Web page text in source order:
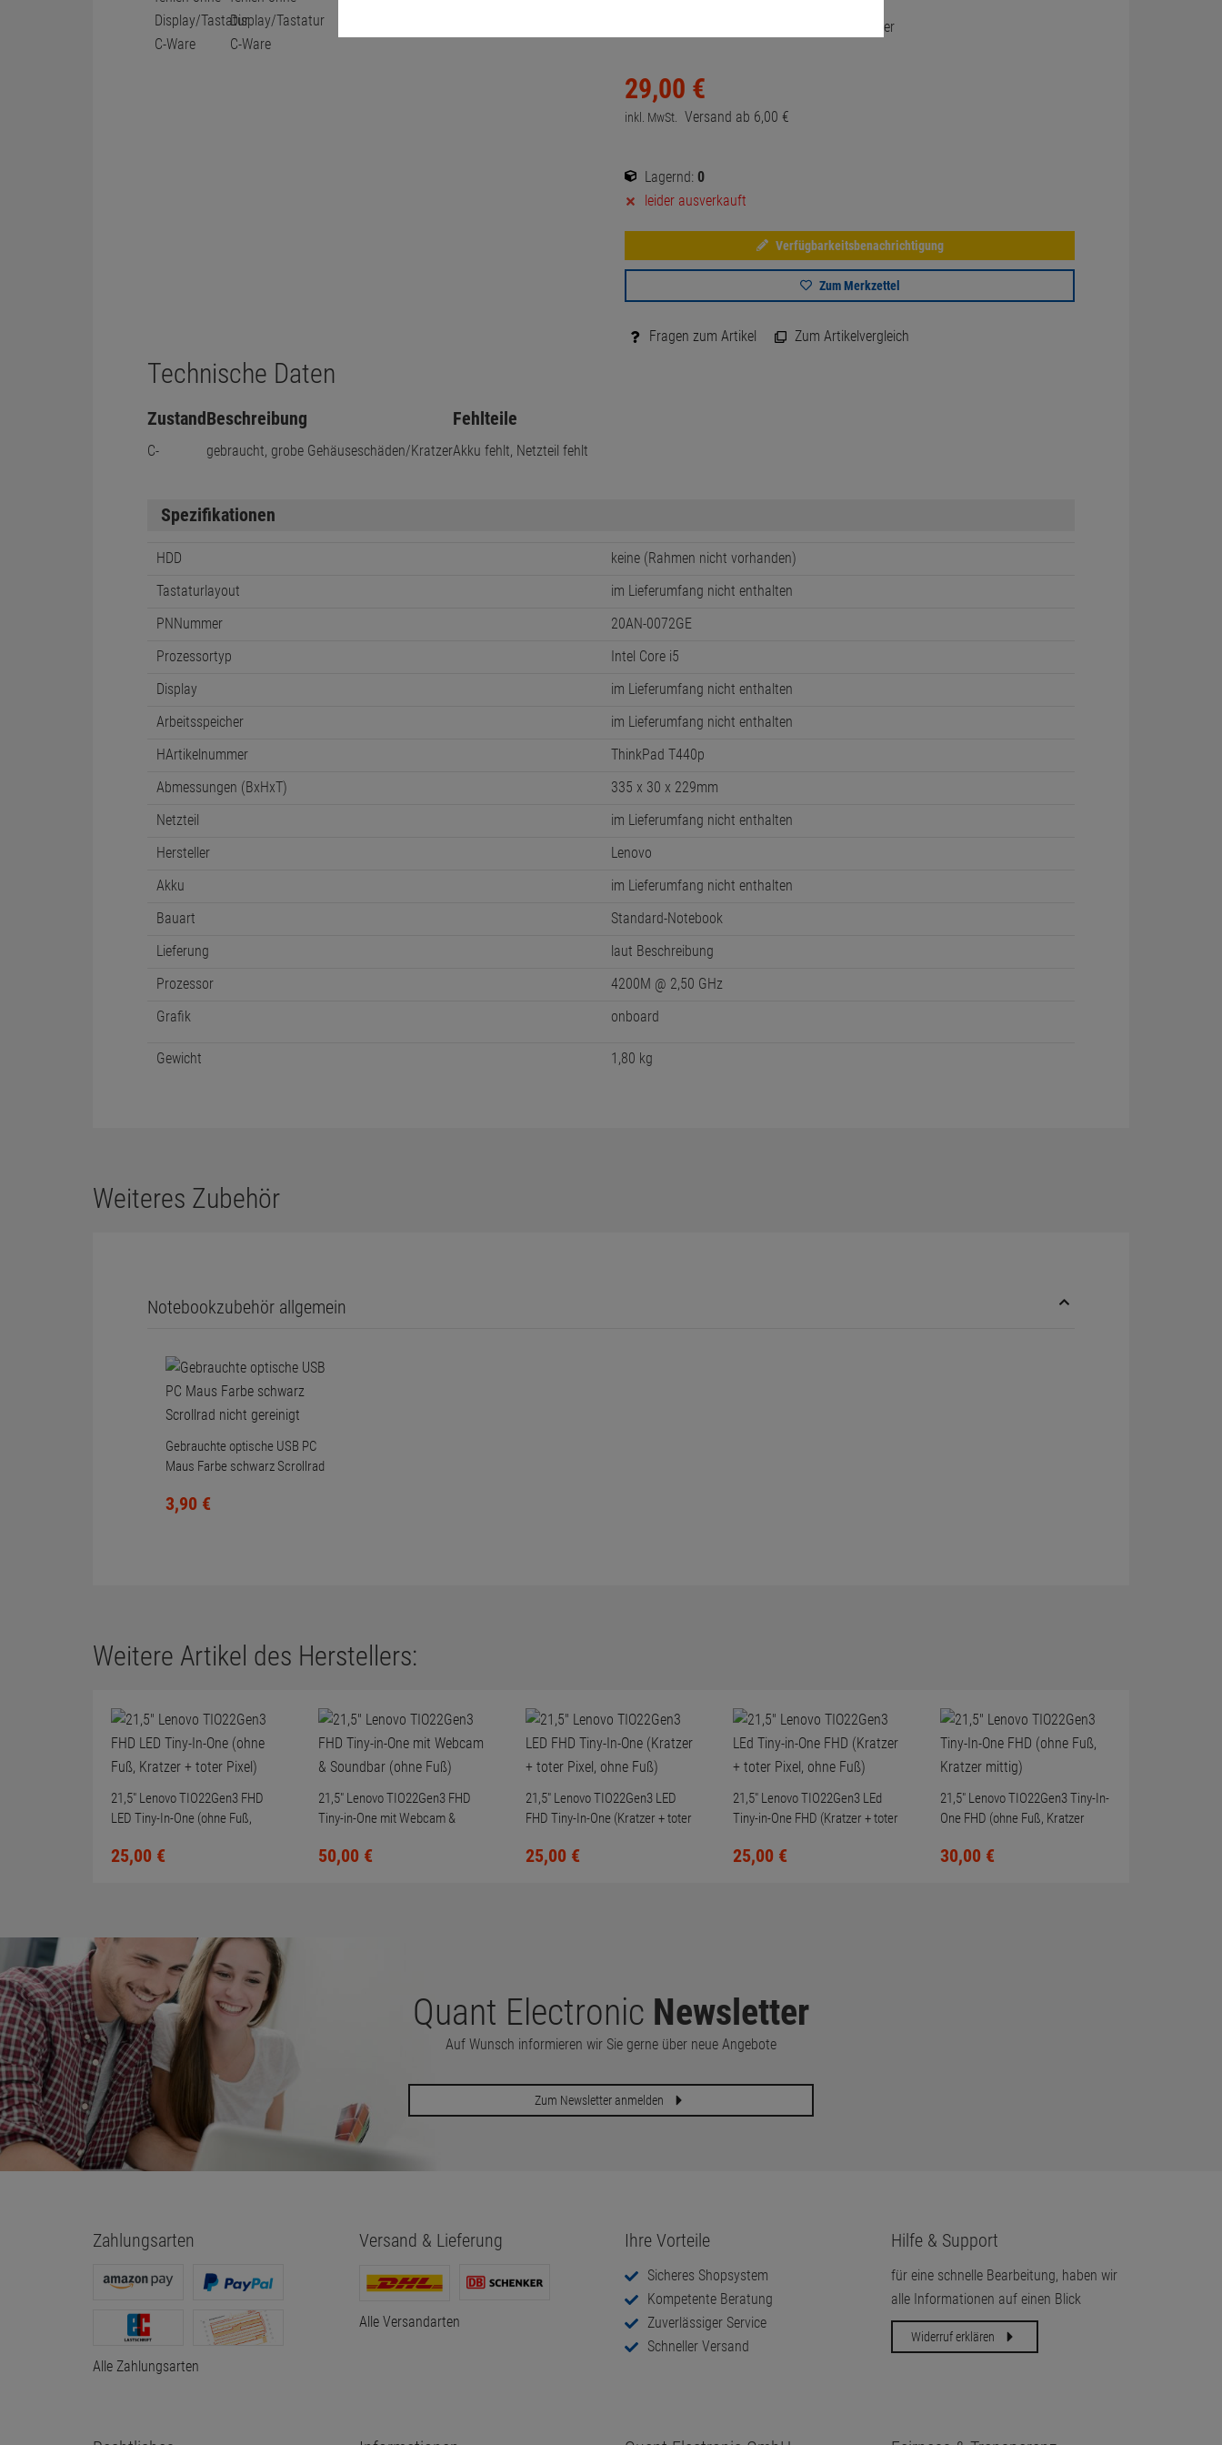
nicht komplett, grobe Gehäuseschäden/Kratzer
29,00 €
inkl. MwSt. Versand ab 6,00 €
Lagernd: 0
leider ausverkauft
Verfügbarkeitsbenachrichtigung
Zum Merkzettel
Fragen zum Artikel Zum Artikelvergleich
Technische Daten
Zustand
C-
Beschreibung
gebraucht, grobe Gehäuseschäden/Kratzer
Fehlteile
Akku fehlt, Netzteil fehlt
Spezifikationen
HDD
keine (Rahmen nicht vorhanden)
Tastaturlayout
im Lieferumfang nicht enthalten
PNNummer
20AN-0072GE
Prozessortyp
Intel Core i5
Display
im Lieferumfang nicht enthalten
Arbeitsspeicher
im Lieferumfang nicht enthalten
HArtikelnummer
ThinkPad T440p
Abmessungen (BxHxT)
335 x 30 x 229mm
Netzteil
im Lieferumfang nicht enthalten
Hersteller
Lenovo
Akku
im Lieferumfang nicht enthalten
Bauart
Standard-Notebook
Lieferung
laut Beschreibung
Prozessor
4200M @ 2,50 GHz
Grafik
onboard
Gewicht 1,80 kg
Weiteres Zubehör
Notebookzubehör allgemein
Gebrauchte optische USB PC
Maus Farbe schwarz Scrollrad
3,90 €
Weitere Artikel des Herstellers:
21,5" Lenovo TIO22Gen3 FHD
LED Tiny-In-One (ohne Fuß,
25,00 €
21,5" Lenovo TIO22Gen3 FHD
Tiny-in-One mit Webcam &
50,00 €
21,5" Lenovo TIO22Gen3 LED
FHD Tiny-In-One (Kratzer + toter
25,00 €
21,5" Lenovo TIO22Gen3 LEd
Tiny-in-One FHD (Kratzer + toter
25,00 €
21,5" Lenovo TIO22Gen3 Tiny-In-
One FHD (ohne Fuß, Kratzer
30,00 €
Quant Electronic Newsletter
Auf Wunsch informieren wir Sie gerne über neue Angebote
Zum Newsletter anmelden
Zahlungsarten
Alle Zahlungsarten
Versand & Lieferung
Alle Versandarten
Ihre Vorteile
Sicheres Shopsystem
Kompetente Beratung
Zuverlässiger Service
Schneller Versand
Hilfe & Support
für eine schnelle Bearbeitung, haben wir
alle Informationen auf einen Blick
Widerruf erklären